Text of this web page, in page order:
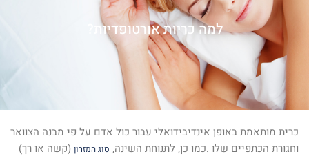
למה כריות אורטופדיות?
כרית מותאמת באופן אינדיבידואלי עבור כול אדם על פי מבנה הצוואר
וחגורת הכתפיים שלו .כמו כן, לתנוחת השינה, סוג המזרון (קשה או רך)